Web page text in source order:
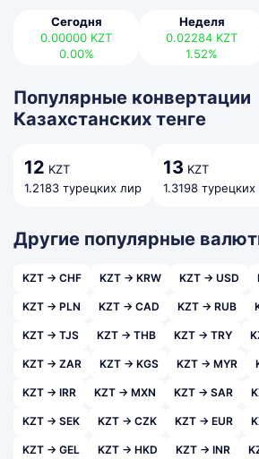
Сегодня
0.00000 KZT
0.00%
Неделя
0.02284 KZT
1.52%
Популярные конвертации
Казахстанских тенге
12 KZT
1.2183 турецких лир
13 KZT
1.3198
Другие популярные
KZT → CHF KZT → KRW KZT → USD
KZT → PLN KZT → CAD KZT → RUB
KZT → TJS KZT → THB KZT → TRY
KZT → ZAR KZT → KGS KZT → MYR
KZT → IRR KZT → MXN KZT → SAR
KZT → SEK KZT → CZK KZT → EUR
KZT → GEL KZT → HKD KZT → INR